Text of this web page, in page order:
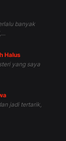
banyak
Halus
yang saya
jadi tertarik,